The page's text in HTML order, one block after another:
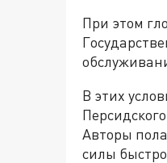
При этом
В этих
Авторы
силы